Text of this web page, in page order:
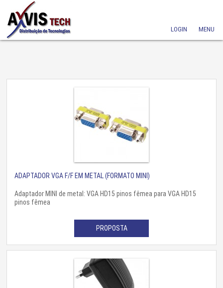
LOGIN MENU
ADAPTADOR VGA F/F EM METAL (FORMATO MINI)
Adaptador MINI de metal: VGA HD15 pinos fêmea para VGA HD15
pinos fêmea
PROPOSTA